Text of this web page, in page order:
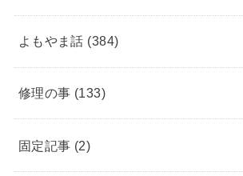
よもやま話 (384)
修理の事 (133)
固定記事 (2)